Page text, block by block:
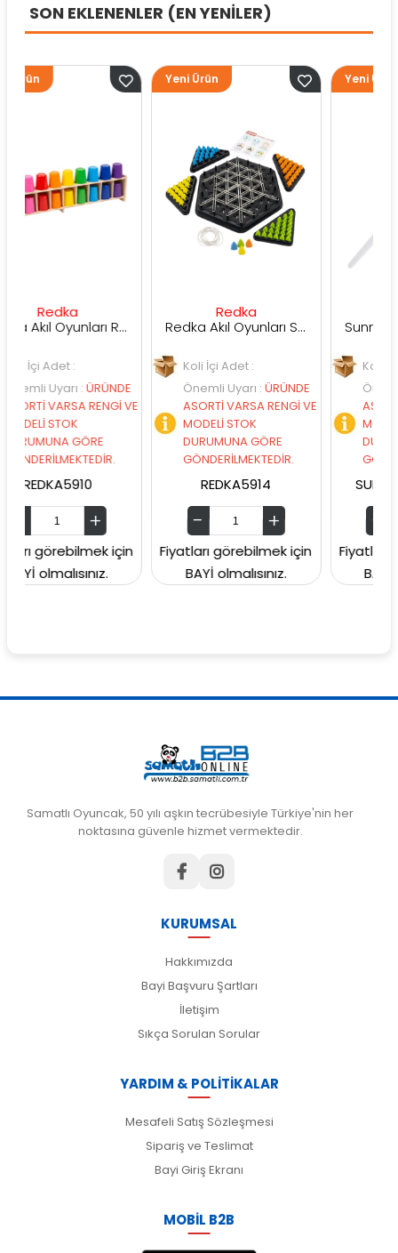
SON EKLENENLER (EN YENİLER)
Redka Akıl Oyunları Renk Dedektifi Oyunu
ÜRÜNDE
RENGİ VE
GÖRE
için
Redka Akıl Oyunları Strateji Üçgeni Oyunu
Koli İçi Adet :
Önemli Uyarı:ÜRÜNDE
ASORTİ VARSA RENGİ VE
MODELİ STOK
DURUMUNA GÖRE
GÖNDERİLMEKTEDİR.
REDKA5914
Yeni Ürün
Fiyatları görebilmek için
BAYİ olmalısınız.
Koli İçi Adet :
Önemli Uyarı:
ASORTİ VARSA
MODELİ STOK
DURUMUNA GÖRE
Yeni Ürün
Fiyatları
BAYİ olmalısınız.
Samatlı Oyuncak, 50 yılı aşkın tecrübesiyle Türkiye'nin her
noktasına güvenle hizmet vermektedir.
KURUMSAL
Hakkımızda
Bayi Başvuru Şartları
İletişim
Sıkça Sorulan Sorular
YARDIM & POLİTİKALAR
Mesafeli Satış Sözleşmesi
Sipariş ve Teslimat
Bayi Giriş Ekranı
MOBİL B2B